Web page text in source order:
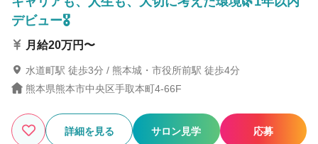
デビュー🎖
月給20万円〜
水道町駅 徒歩3分 / 熊本城・市役所前駅 徒歩4分
熊本県熊本市中央区手取本町4-66F
詳細を見る サロン見学 応募